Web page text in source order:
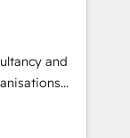
📘 Team
on for
and
and